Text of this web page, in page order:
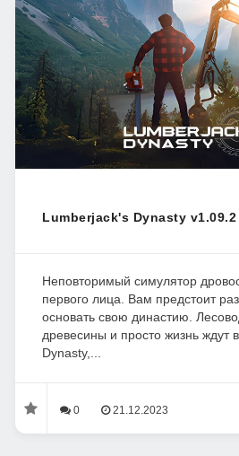
Lumberjack's Dynasty v1.09.2
Неповторимый симулятор
первого лица. Вам предстоит
основать свою династию.
древесины и просто жизнь ждут
Dynasty,...
0 21.12.2023